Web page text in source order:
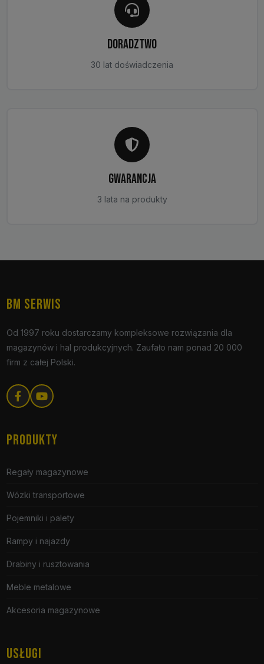
DORADZTWO
30 lat doświadczenia
GWARANCJA
3 lata na produkty
BM SERWIS
Od 1997 roku dostarczamy kompleksowe rozwiązania dla
magazynów i hal produkcyjnych. Zaufało nam ponad 20 000
firm z całej Polski.
PRODUKTY
Regały magazynowe
Wózki transportowe
Pojemniki i palety
Rampy i najazdy
Drabiny i rusztowania
Meble metalowe
Akcesoria magazynowe
USŁUGI